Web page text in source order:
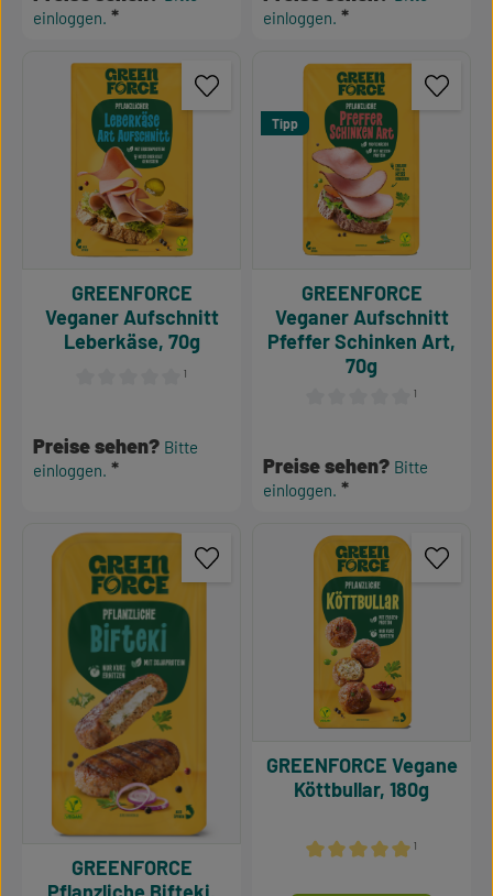
einloggen.
einloggen.
Durchschnittliche Bewertung von 0 von 5 Sternen
¹
GREENFORCE
Veganer Aufschnitt
Leberkäse, 70g
Preise sehen? Bitte
einloggen.
Tipp
¹
GREENFORCE
Veganer Aufschnitt
Pfeffer Schinken Art,
70g
Preise sehen? Bitte
einloggen.
GREENFORCE
¹
GREENFORCE Vegane
Köttbullar, 180g